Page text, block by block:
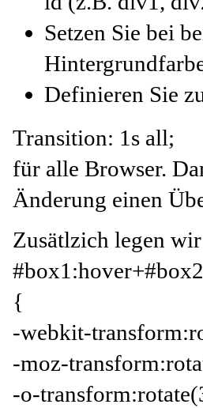
Setzen Sie bei
Definieren Sie
Transition: 1s all;
für alle Browser.
Änderung einen
Zusätlzich legen
#box1:hover+#box2
{
-webkit-
-moz-
-o-